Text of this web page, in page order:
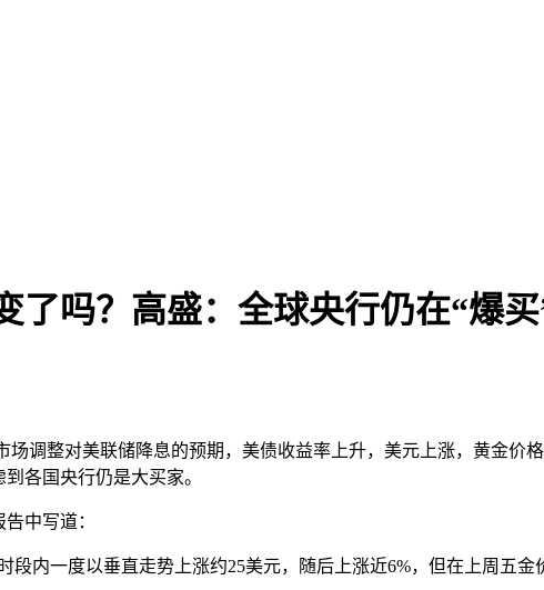
了吗？高盛：全球央行仍在“爆买
场调整对美联储降息的预期，美债收益率上升，美元上涨，黄金
各国央行仍是大买家。
中写道：
段内一度以垂直走势上涨约25美元，随后上涨近6%，但在上周五